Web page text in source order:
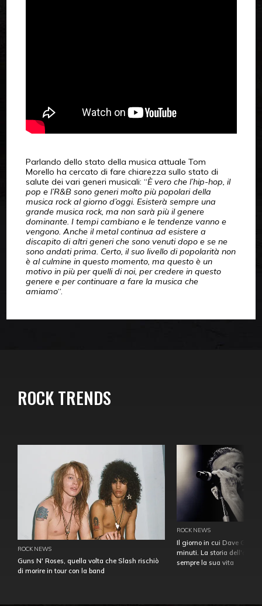
Parlando dello stato della musica attuale Tom
Morello ha cercato di fare chiarezza sullo stato di
salute dei vari generi musicali: “È vero che l’hip-hop, il
pop e l’R&B sono generi molto più popolari della
musica rock al giorno d’oggi. Esisterà sempre una
grande musica rock, ma non sarà più il genere
dominante. I tempi cambiano e le tendenze vanno e
vengono. Anche il metal continua ad esistere a
discapito di altri generi che sono venuti dopo e se ne
sono andati prima. Certo, il suo livello di popolarità non
è al culmine in questo momento, ma questo è un
motivo in più per quelli di noi, per credere in questo
genere e per continuare a fare la musica che
amiamo“.
ROCK TRENDS
ROCK NEWS
Guns N' Roses, quella volta che Slash rischiò
di morire in tour con la band
ROCK NEWS
Il giorno in cui Dave
minuti. La storia
sempre la sua vita